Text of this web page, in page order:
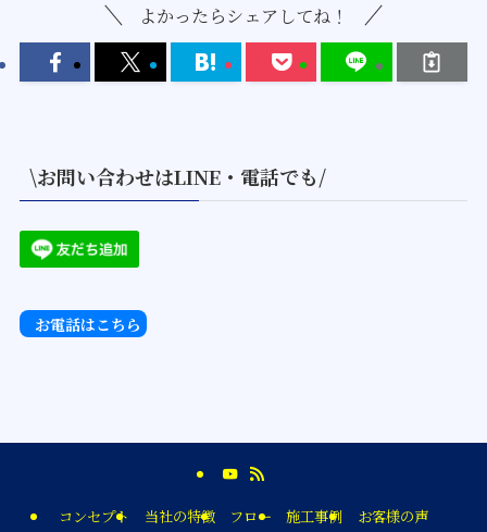
よかったらシェアしてね！
\お問い合わせはLINE・電話でも/
お電話はこちら
コンセプト 当社の特徴 フロー 施工事例 お客様の声